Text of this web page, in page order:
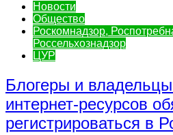
Новости
Общество
Роскомнадзор,
Россельхознадзор
ЦУР
Блогеры и
интернет-ресурсов
регистрироваться в